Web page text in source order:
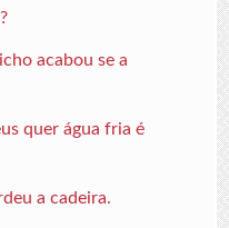
acabou se a
quer água fria é
a cadeira.